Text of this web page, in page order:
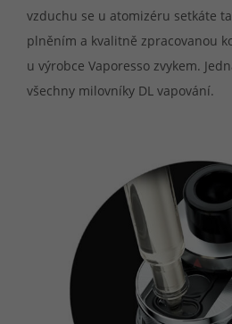
vzduchu se u atomizéru setkáte
plněním a kvalitně zpracovanou
u výrobce Vaporesso zvykem.
všechny milovníky DL vapování.